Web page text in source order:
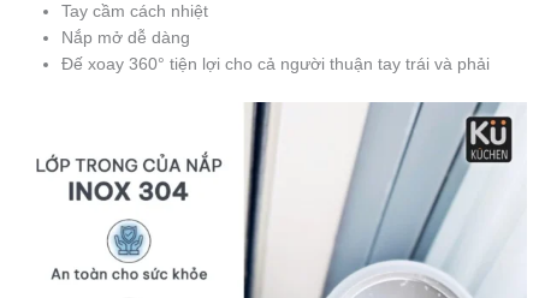
Tay cầm cách nhiệt
Nắp mở dễ dàng
Đế xoay 360° tiện lợi cho cả người thuận tay trái và phải